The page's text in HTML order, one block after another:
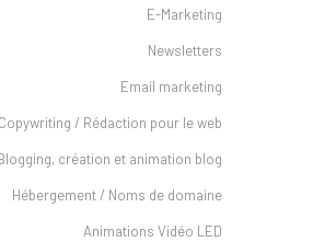
E-Marketing
Newsletters
Email marketing
Copywriting / Rédaction pour le web
création et animation blog
Hébergement / Noms de domaine
Animations Vidéo LED